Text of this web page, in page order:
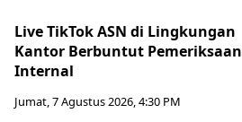
Live TikTok ASN di Lingkungan
Kantor Berbuntut Pemeriksaan
Internal
Jumat, 7 Agustus 2026, 4:30 PM